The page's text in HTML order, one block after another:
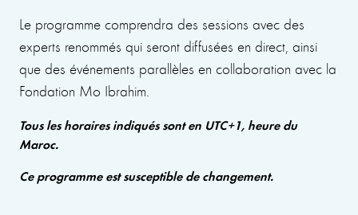
Le programme comprendra des sessions avec des
experts renommés qui seront diffusées en direct, ainsi
que des événements parallèles en collaboration avec la
Fondation Mo Ibrahim.
Tous les horaires indiqués sont en UTC+1, heure du
Maroc.
Ce programme est susceptible de changement.